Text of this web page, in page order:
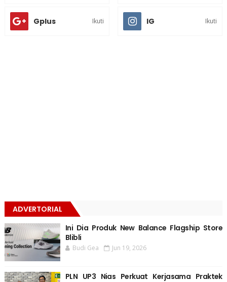
Gplus Ikuti IG Ikuti
ADVERTORIAL
Ini Dia Produk New Balance Flagship Store
Blibli
Budi Gea Jun 19, 2026
PLN UP3 Nias Perkuat Kerjasama Praktek